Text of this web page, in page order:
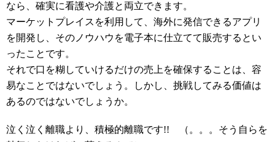
なら、確実に看護や介護と両立できます。
マーケットプレイスを利用して、海外に発信できるアプリ
を開発し、そのノウハウを電子本に仕立てて販売するとい
ったことです。
それで口を糊していけるだけの売上を確保することは、容
易なことではないでしょう。しかし、挑戦してみる価値は
あるのではないでしょうか。
泣く泣く離職より、積極的離職です!! （。。。そう自らを